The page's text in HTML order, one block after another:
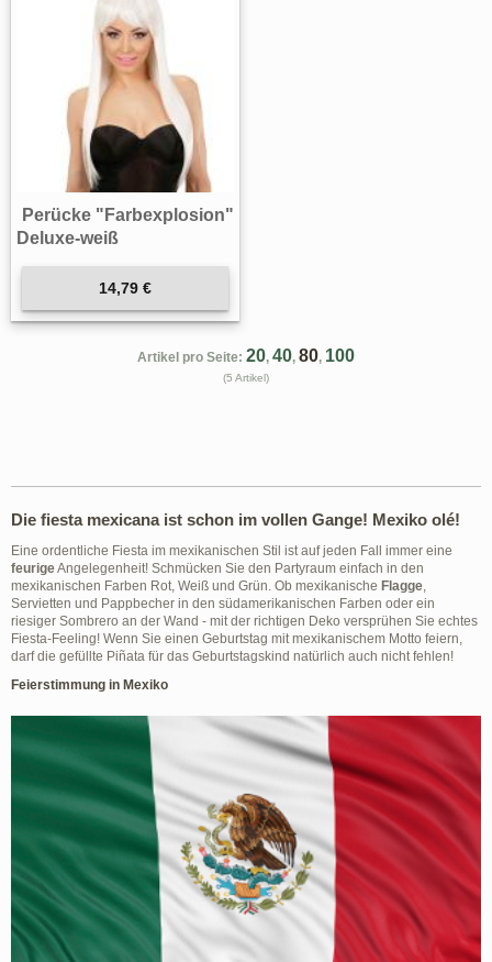
Perücke "Farbexplosion"
Deluxe-weiß
14,79 €
Artikel pro Seite: 20, 40, 80, 100
(5 Artikel)
Die fiesta mexicana ist schon im vollen Gange! Mexiko olé!
Eine ordentliche Fiesta im mexikanischen Stil ist auf jeden Fall immer eine
feurigeAngelegenheit! Schmücken Sie den Partyraum einfach in den
mexikanischen Farben Rot, Weiß und Grün. Ob mexikanische Flagge
Servietten und Pappbecher in den südamerikanischen Farben oder ein
riesiger Sombrero an der Wand - mit der richtigen Deko versprühen Sie echtes
Fiesta-Feeling! Wenn Sie einen Geburtstag mit mexikanischem Motto feiern,
darf die gefüllte Piñata für das Geburtstagskind natürlich auch nicht fehlen!
Feierstimmung in Mexiko